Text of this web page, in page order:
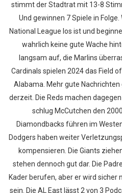
stimmt der Stadtrat mit 13-8
Und gewinnen 7 Spiele in
National League los ist und
wahrlich keine gute Wache
langsam auf, die Marlins
Cardinals spielen 2024 das Field
Alabama. Mehr gute
derzeit. Die Reds machen
schlug McCutchen den
Diamondbacks führen im
Dodgers haben weiter
kompensieren. Die Giants
stehen dennoch gut dar. Die
Kader berufen, aber er wird sicher
sein. Die AL East lässt 2 von 3